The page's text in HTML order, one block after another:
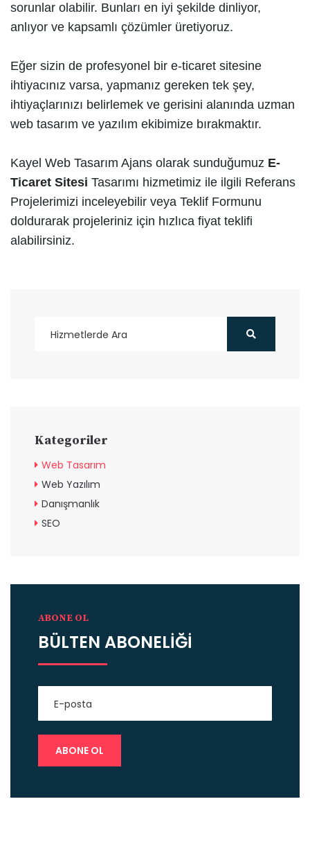
sorunlar olabilir. Bunları en iyi şekilde dinliyor,
anlıyor ve kapsamlı çözümler üretiyoruz.
Eğer sizin de profesyonel bir e-ticaret sitesine
ihtiyacınız varsa, yapmanız gereken tek şey,
ihtiyaçlarınızı belirlemek ve gerisini alanında uzman
web tasarım ve yazılım ekibimize bırakmaktır.
Kayel Web Tasarım Ajans olarak sunduğumuz E-
Ticaret Sitesi Tasarımı hizmetimiz ile ilgili Referans
Projelerimizi inceleyebilir veya Teklif Formunu
doldurarak projeleriniz için hızlıca fiyat teklifi
alabilirsiniz.
Kategoriler
Web Tasarım
Web Yazılım
Danışmanlık
SEO
ABONE OL
BÜLTEN ABONELİĞİ